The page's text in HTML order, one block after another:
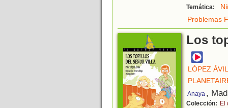
Temática:
Problemas
Los
LÓPEZ
Anaya ,
Colección: El